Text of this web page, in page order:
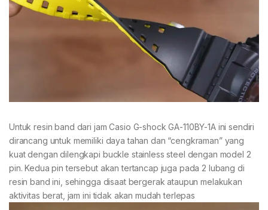
Untuk resin band dari jam Casio G-shock GA-110BY-1A ini sendiri
dirancang untuk memiliki daya tahan dan “cengkraman” yang
kuat dengan dilengkapi buckle stainless steel dengan model 2
pin. Kedua pin tersebut akan tertancap juga pada 2 lubang di
resin band ini, sehingga disaat bergerak ataupun melakukan
aktivitas berat, jam ini tidak akan mudah terlepas